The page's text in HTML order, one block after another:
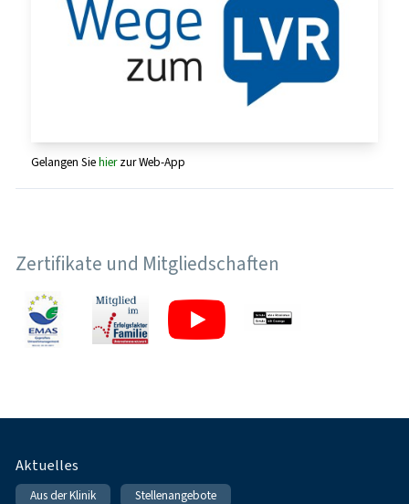
Gelangen Siehierzur Web-App
Zertifikate und Mitgliedschaften
Fußnavigation
Aktuelles
Aus der Klinik Stellenangebote